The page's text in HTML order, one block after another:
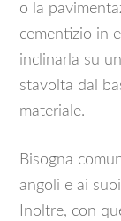
o la
cementizio in
inclinarla su
stavolta dal
materiale.
Bisogna
angoli e ai
Inoltre, con